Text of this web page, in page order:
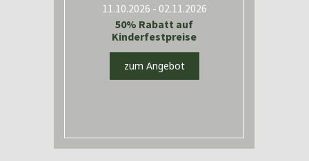
11.10.2026 - 02.11.2026
50% Rabatt auf
Kinderfestpreise
zum Angebot